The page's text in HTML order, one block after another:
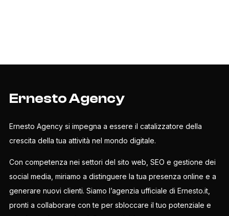
Ernesto Agency
Ernesto Agency si impegna a essere il catalizzatore della
crescita della tua attività nel mondo digitale.
Con competenza nei settori del sito web, SEO e gestione dei
social media, miriamo a distinguere la tua presenza online e a
generare nuovi clienti. Siamo l’agenzia ufficiale di Ernesto.it,
pronti a collaborare con te per sbloccare il tuo potenziale e